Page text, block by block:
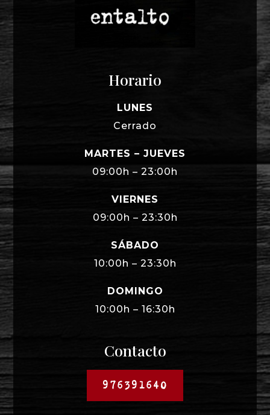
Horario
LUNES
Cerrado
MARTES – JUEVES
09:00h – 23:00h
VIERNES
09:00h – 23:30h
SÁBADO
10:00h – 23:30h
DOMINGO
10:00h – 16:30h
Contacto
976391640